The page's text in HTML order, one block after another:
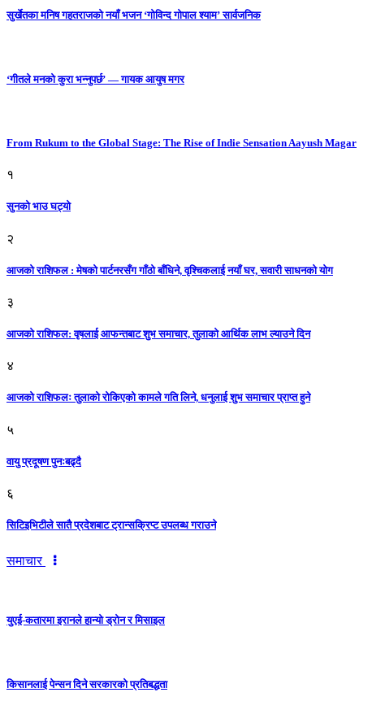
सुर्खेतका मनिष गहतराजको नयाँ भजन ‘गोविन्द गोपाल श्याम’ सार्वजनिक
‘गीतले मनको कुरा भन्नुपर्छ’ — गायक आयुष मगर
From Rukum to the Global Stage: The Rise of Indie Sensation Aayush Magar
१
सुनको भाउ घट्याे
२
आजको राशिफल : मेषको पार्टनरसँग गाँठो बाँधिने, वृश्चिकलाई नयाँ घर, सवारी साधनकाे याेग
३
आजकाे राशिफल: वृषलाई आफन्तबाट शुभ समाचार, तुलाकाे आर्थिक लाभ ल्याउने दिन
४
आजको राशिफलः तुलाकाे रोकिएको कामले गति लिने, धनुलाई शुभ समाचार प्राप्त हुने
५
वायु प्रदूषण पुनःबढ्दै
६
सिटिइभिटीले सातै प्रदेशबाट ट्रान्सक्रिप्ट उपलब्ध गराउने
समाचार
युएई-कतारमा इरानले हान्यो ड्रोन र मिसाइल
किसानलाई पेन्सन दिने सरकारको प्रतिबद्धता